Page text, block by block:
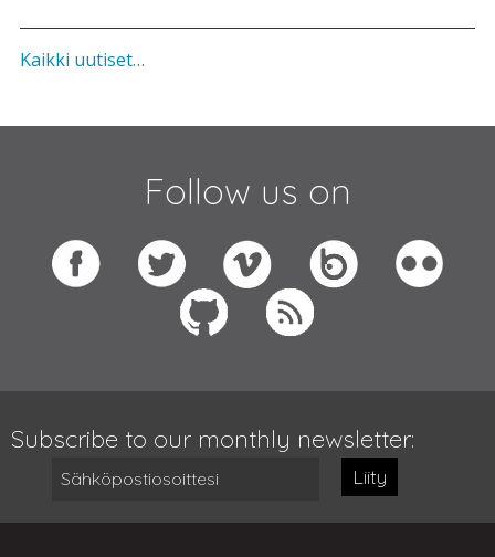
Kaikki uutiset…
Follow us on
Subscribe to our monthly newsletter:
Liity